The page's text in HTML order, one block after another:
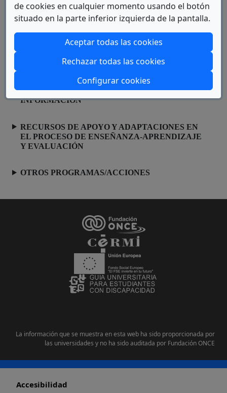
de cookies en cualquier momento usando el botón
situado en la parte inferior izquierda de la pantalla.
Aceptar todas las cookies
Rechazar todas las cookies
Configurar cookies
RECURSOS, MEDIDAS Y ACTUACIONES EN
EL ACCESO A LA UNIVERSIDAD Y
UNIVERSITARIAS
ACCESIBILIDAD TECNOLÓGICA Y DE LA
INFORMACIÓN
RECURSOS DE APOYO Y ADAPTACIONES EN
EL PROCESO DE ENSEÑANZA-APRENDIZAJE
Y EVALUACIÓN
OTROS PROGRAMAS/ACCIONES
La información que se muestra en esta web ha sido proporcionada por
las universidades y no ha sido auditada por Fundación ONCE
Accesibilidad